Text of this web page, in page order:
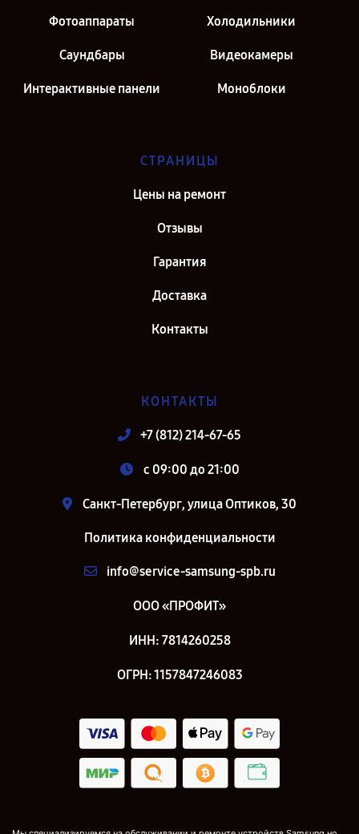
Фотоаппараты Холодильники
Саундбары Видеокамеры
Интерактивные панели Моноблоки
СТРАНИЦЫ
Цены на ремонт
Отзывы
Гарантия
Доставка
Контакты
КОНТАКТЫ
+7 (812) 214-67-65
c 09:00 до 21:00
Санкт-Петербург, улица Оптиков, 30
Политика конфиденциальности
info@service-samsung-spb.ru
ООО «ПРОФИТ»
ИНН: 7814260258
ОГРН: 1157847246083